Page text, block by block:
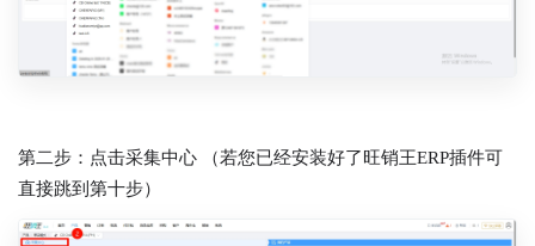
第二步：点击采集中心 （若您已经安装好了旺销王ERP插件可
直接跳到第十步）